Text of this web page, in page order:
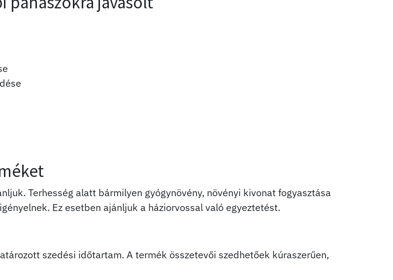
Terhesség alatt bármilyen gyógynövény, növényi kivonat fogyasztása
Ez esetben ajánljuk a háziorvossal való egyeztetést.
szedési időtartam. A termék összetevői szedhetőek kúraszerűen,